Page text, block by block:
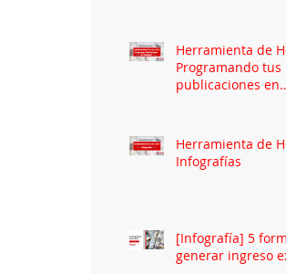
Herramienta de
Programando tus
publicaciones en
Herramienta de
Infografías
[Infografía] 5
generar ingreso